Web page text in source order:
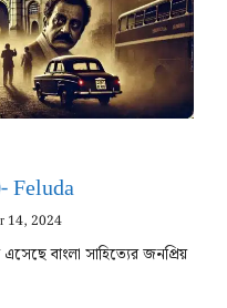
Feluda
14, 2024
বাংলা সাহিত্যের জনপ্রিয়